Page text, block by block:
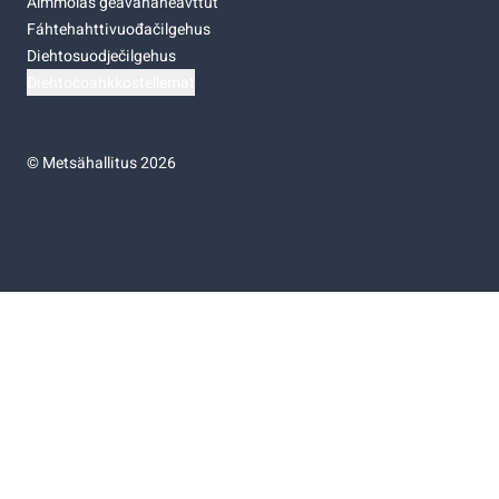
Fáhtehahttivuođačilgehus
Diehtosuodječilgehus
©Metsähallitus 2026